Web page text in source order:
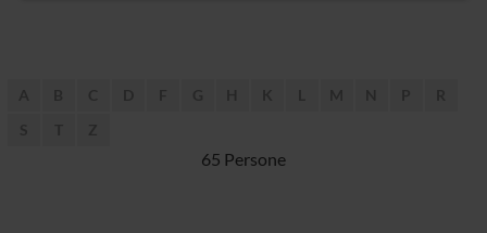
65 Persone